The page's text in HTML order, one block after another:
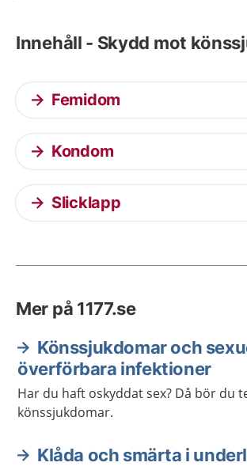
Innehåll - Skydd mot
Femidom
Kondom
Slicklapp
Mer på 1177.se
Könssjukdomar och
överförbara infektioner
Har du haft oskyddat sex? Då bör du
könssjukdomar.
Klåda och smärta i